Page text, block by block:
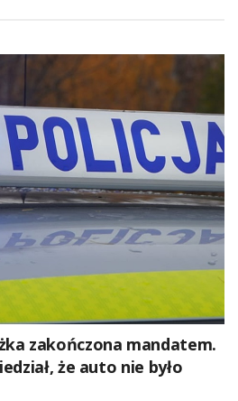
zakończona mandatem.
że auto nie było